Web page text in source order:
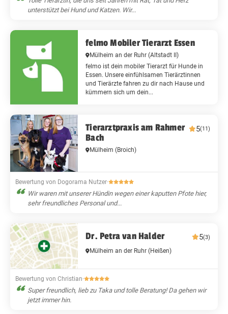
unterstützt bei Hund und Katzen. Wir...
felmo Mobiler Tierarzt Essen
Mülheim an der Ruhr(Altstadt II)
felmo ist dein mobiler Tierarzt für Hunde in
Essen. Unsere einfühlsamen Tierärztinnen
und Tierärzte fahren zu dir nach Hause und
kümmern sich um dein...
Tierarztpraxis am Rahmer
Bach
5(11)
Mülheim(Broich)
Bewertung von Dogorama Nutzer·
Wir waren mit unserer Hündin wegen einer kaputten Pfote hier,
sehr freundliches Personal und...
Dr. Petra van Halder 5(3)
Mülheim an der Ruhr(Heißen)
Bewertung von Christian·
Super freundlich, lieb zu Taka und tolle Beratung! Da gehen wir
jetzt immer hin.